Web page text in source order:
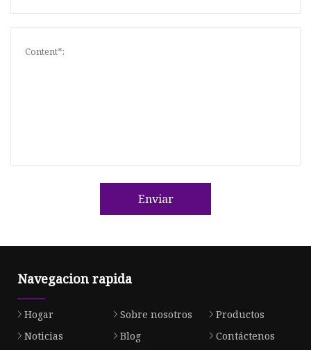
Enviar
Navegacion rapida
Hogar Sobre nosotros
Productos
Noticias
Blog
Contáctenos